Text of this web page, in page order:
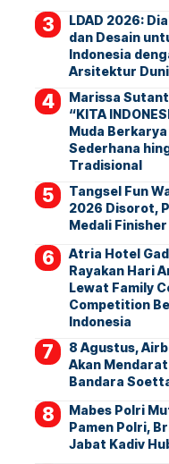
LDAD 2026:
dan Desain
Indonesia
Arsitektur
Marissa
“KITA
Muda
Sederhana
Tradisional
Tangsel Fun
2026 Disorot,
Medali
Atria Hotel
Rayakan Hari
Lewat Family
Competition
Indonesia
8 Agustus,
Akan
Bandara
Mabes Polri
Pamen Polri,
Jabat Kadiv